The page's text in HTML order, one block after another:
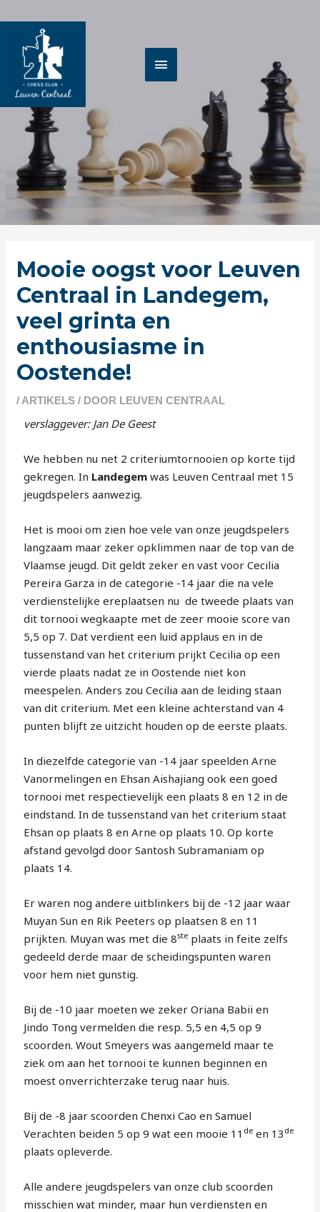
naar
inhoud
Mooie oogst voor Leuven
Centraal in Landegem,
veel grinta en
enthousiasme in
Oostende!
/ ARTIKELS / DOOR LEUVEN CENTRAAL
verslaggever: Jan De Geest
We hebben nu net 2 criteriumtornooien op korte tijd
gekregen. In Landegem was Leuven Centraal met 15
jeugdspelers aanwezig.
Het is mooi om zien hoe vele van onze jeugdspelers
langzaam maar zeker opklimmen naar de top van de
Vlaamse jeugd. Dit geldt zeker en vast voor Cecilia
Pereira Garza in de categorie -14 jaar die na vele
verdienstelijke ereplaatsen nu de tweede plaats van
dit tornooi wegkaapte met de zeer mooie score van
5,5 op 7. Dat verdient een luid applaus en in de
tussenstand van het criterium prijkt Cecilia op een
vierde plaats nadat ze in Oostende niet kon
meespelen. Anders zou Cecilia aan de leiding staan
van dit criterium. Met een kleine achterstand van 4
punten blijft ze uitzicht houden op de eerste plaats.
In diezelfde categorie van -14 jaar speelden Arne
Vanormelingen en Ehsan Aishajiang ook een goed
tornooi met respectievelijk een plaats 8 en 12 in de
eindstand. In de tussenstand van het criterium staat
Ehsan op plaats 8 en Arne op plaats 10. Op korte
afstand gevolgd door Santosh Subramaniam op
plaats 14.
Er waren nog andere uitblinkers bij de -12 jaar waar
Muyan Sun en Rik Peeters op plaatsen 8 en 11
prijkten. Muyan was met die 8ste plaats in feite zelfs
gedeeld derde maar de scheidingspunten waren
voor hem niet gunstig.
Bij de -10 jaar moeten we zeker Oriana Babii en
Jindo Tong vermelden die resp. 5,5 en 4,5 op 9
scoorden. Wout Smeyers was aangemeld maar te
ziek om aan het tornooi te kunnen beginnen en
moest onverrichterzake terug naar huis.
Bij de -8 jaar scoorden Chenxi Cao en Samuel
Verachten beiden 5 op 9 wat een mooie 11 de en 13 de
plaats opleverde.
Alle andere jeugdspelers van onze club scoorden
misschien wat minder, maar hun verdiensten en